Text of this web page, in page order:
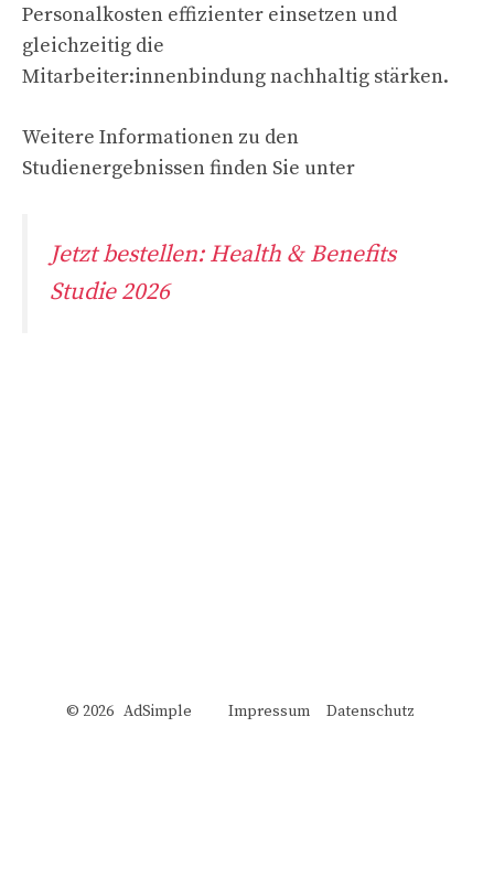
Personalkosten effizienter einsetzen und
gleichzeitig die
Mitarbeiter:innenbindung nachhaltig stärken.
Weitere Informationen zu den
Studienergebnissen finden Sie unter
Jetzt bestellen: Health & Benefits
Studie 2026
© 2026 AdSimple Impressum Datenschutz